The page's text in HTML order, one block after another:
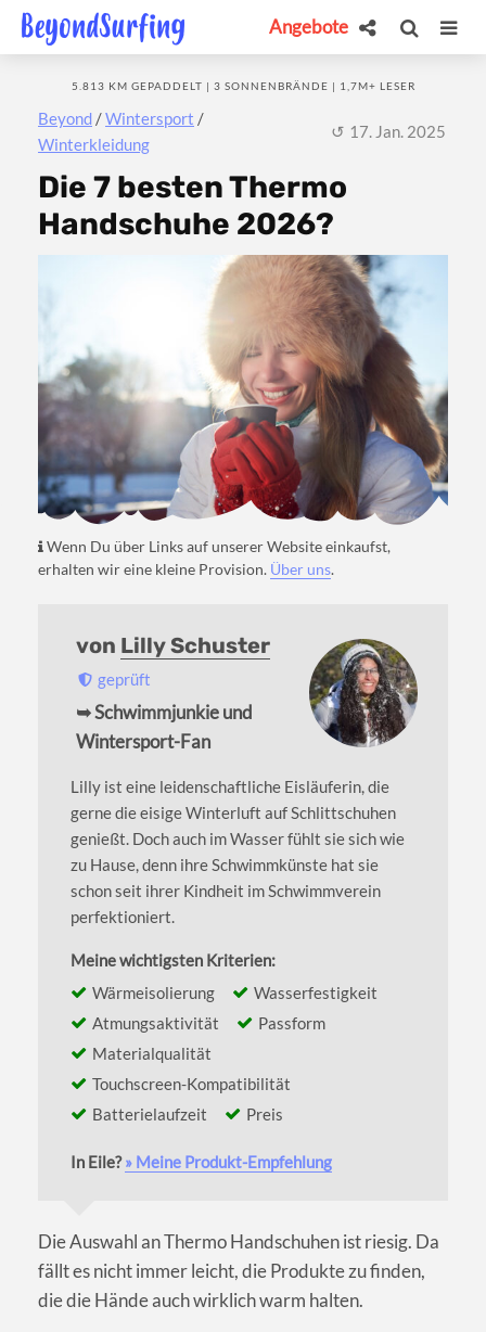
Angebote
Beyond /Wintersport /
Winterkleidung
5.813 KM GEPADDELT | 3 SONNENBRÄNDE | 1,7M+ LESER
17. Jan. 2025
Die 7 besten Thermo
Handschuhe 2026?
Wenn Du über Links auf unserer Website einkaufst,
erhalten wir eine kleine Provision. Über uns.
von Lilly Schuster
geprüft
➥ Schwimmjunkie und
Wintersport-Fan
Lilly ist eine leidenschaftliche Eisläuferin, die
gerne die eisige Winterluft auf Schlittschuhen
genießt. Doch auch im Wasser fühlt sie sich wie
zu Hause, denn ihre Schwimmkünste hat sie
schon seit ihrer Kindheit im Schwimmverein
perfektioniert.
Meine wichtigsten Kriterien:
Wärmeisolierung
Wasserfestigkeit
Atmungsaktivität
Passform
Materialqualität
Touchscreen-Kompatibilität
Batterielaufzeit
Preis
In Eile?» Meine Produkt-Empfehlung
Die Auswahl an Thermo Handschuhen ist riesig. Da
fällt es nicht immer leicht, die Produkte zu finden,
die die Hände auch wirklich warm halten.